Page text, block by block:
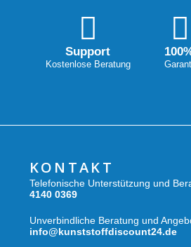
Support
Kostenlose Beratung
KONTAKT
Telefonische Unterstützung und
4140 0369
Unverbindliche Beratung und
info@kunststoffdiscount24.de